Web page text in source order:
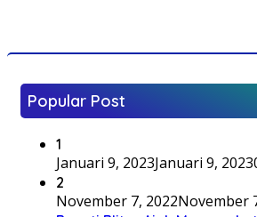
Popular Post
1
Januari 9, 2023Januari 9, 2023
2
November 7, 2022November